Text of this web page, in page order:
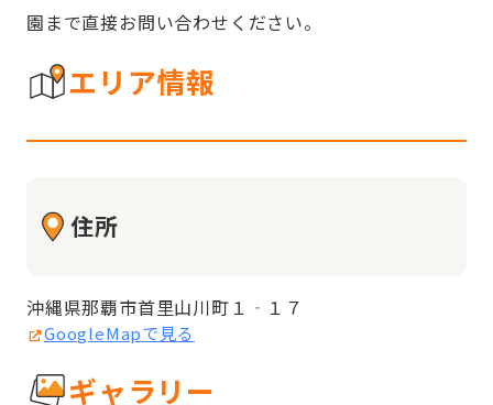
園まで直接お問い合わせください。
エリア情報
住所
沖縄県那覇市首里山川町１‐１７
GoogleMapで見る
ギャラリー